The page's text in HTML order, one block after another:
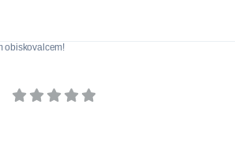
obiskovalcem!